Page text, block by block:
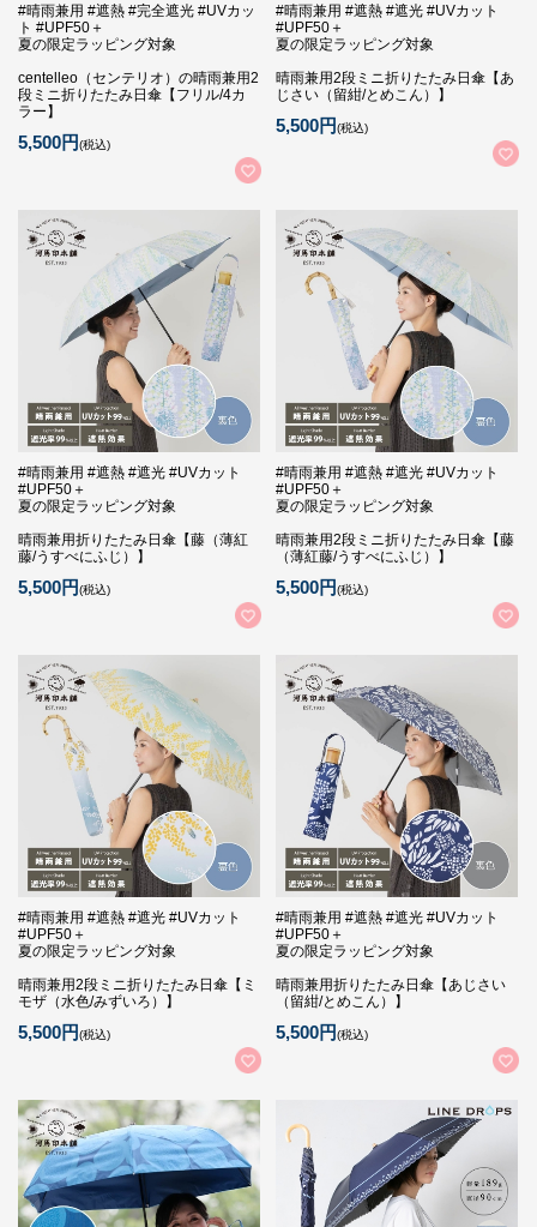
#晴雨兼用 #遮熱 #完全遮光 #UVカッ
ト #UPF50＋
夏の限定ラッピング対象
centelleo（センテリオ）の晴雨兼用2
段ミニ折りたたみ日傘【フリル/4カ
ラー】
5,500円(税込)
#晴雨兼用 #遮熱 #遮光 #UVカット
#UPF50＋
夏の限定ラッピング対象
晴雨兼用2段ミニ折りたたみ日傘【あ
じさい（留紺/とめこん）】
5,500円(税込)
#晴雨兼用 #遮熱 #遮光 #UVカット
#UPF50＋
夏の限定ラッピング対象
晴雨兼用折りたたみ日傘【藤（薄紅
藤/うすべにふじ）】
5,500円(税込)
#晴雨兼用 #遮熱 #遮光 #UVカット
#UPF50＋
夏の限定ラッピング対象
晴雨兼用2段ミニ折りたたみ日傘【藤
（薄紅藤/うすべにふじ）】
5,500円(税込)
#晴雨兼用 #遮熱 #遮光 #UVカット
#UPF50＋
夏の限定ラッピング対象
晴雨兼用2段ミニ折りたたみ日傘【ミ
モザ（水色/みずいろ）】
5,500円(税込)
#晴雨兼用 #遮熱 #遮光 #UVカット
#UPF50＋
夏の限定ラッピング対象
晴雨兼用折りたたみ日傘【あじさい
（留紺/とめこん）】
5,500円(税込)